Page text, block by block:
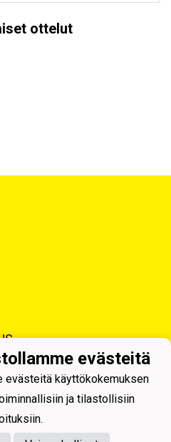
ottelut
evästeitä
evästeitä käyttökokemuksen
ja tilastollisiin